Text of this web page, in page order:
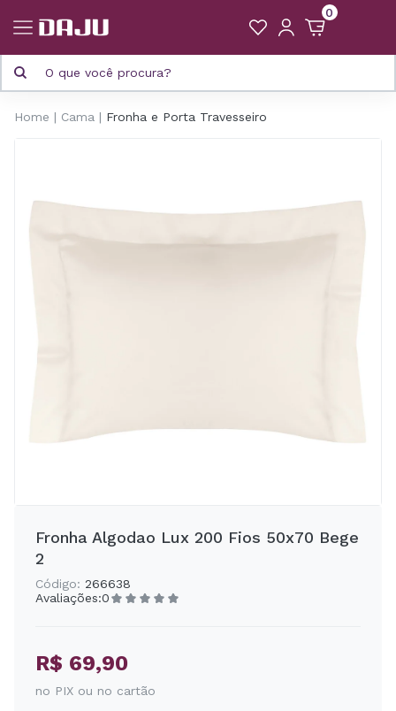
0
Home Cama Fronha e Porta Travesseiro
Fronha Algodao Lux 200 Fios 50x70 Bege
2
Código: 266638
Avaliações:0
R$ 69,90
no PIX ou no cartão